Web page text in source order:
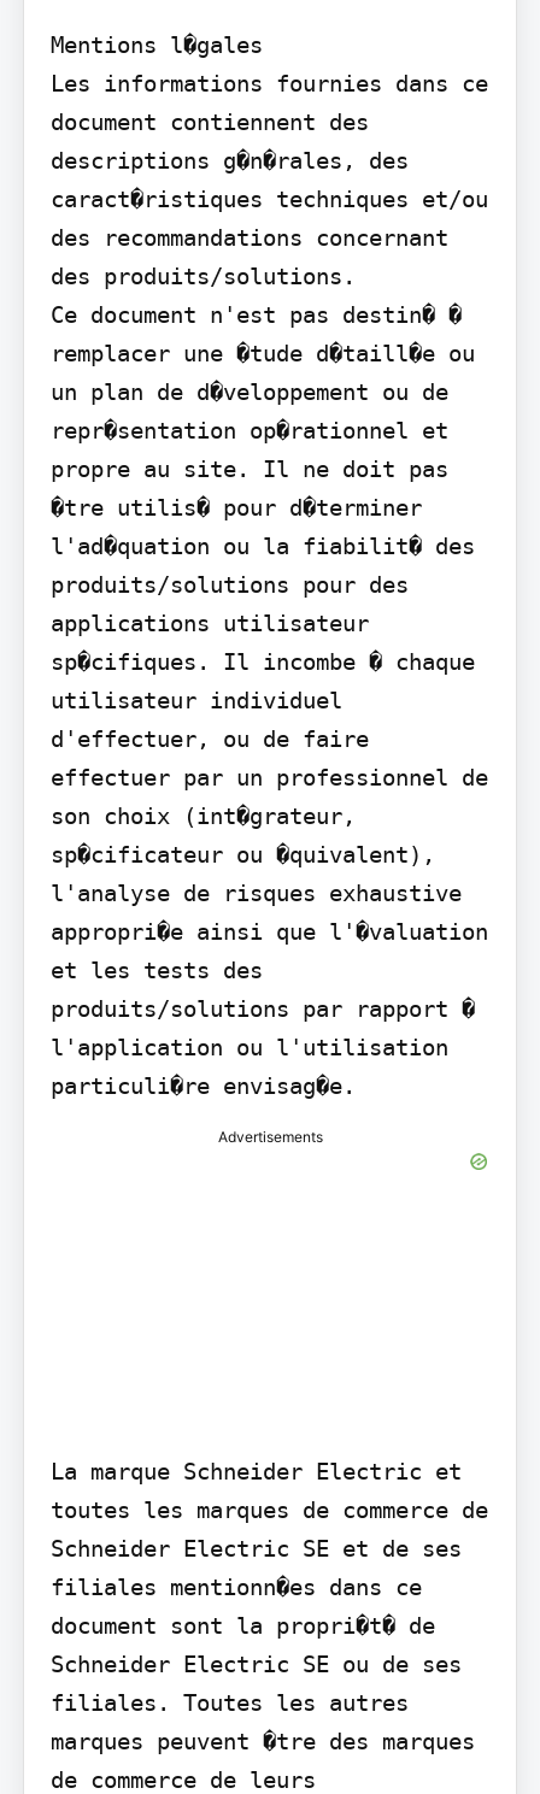
Mentions l�gales
Les informations fournies dans ce
document contiennent des
descriptions g�n�rales, des
caract�ristiques techniques et/ou
des recommandations concernant
des produits/solutions.
Ce document n'est pas destin� �
remplacer une �tude d�taill�e ou
un plan de d�veloppement ou de
repr�sentation op�rationnel et
propre au site. Il ne doit pas
�tre utilis� pour d�terminer
l'ad�quation ou la fiabilit� des
produits/solutions pour des
applications utilisateur
sp�cifiques. Il incombe � chaque
utilisateur individuel
d'effectuer, ou de faire
effectuer par un professionnel de
son choix (int�grateur,
sp�cificateur ou �quivalent),
l'analyse de risques exhaustive
appropri�e ainsi que l'�valuation
et les tests des
produits/solutions par rapport �
l'application ou l'utilisation
particuli�re envisag�e.
Advertisements
La marque Schneider Electric et
toutes les marques de commerce de
Schneider Electric SE et de ses
filiales mentionn�es dans ce
document sont la propri�t� de
Schneider Electric SE ou de ses
filiales. Toutes les autres
marques peuvent �tre des marques
de commerce de leurs